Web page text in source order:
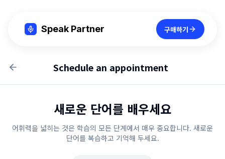
Speak Partner 구매하기
Schedule an appointment
새로운 단어를 배우세요
어휘력을 넓히는 것은 학습의 모든 단계에서 매우 중요합니다. 새로운
단어를 복습하고 기억해 두세요.